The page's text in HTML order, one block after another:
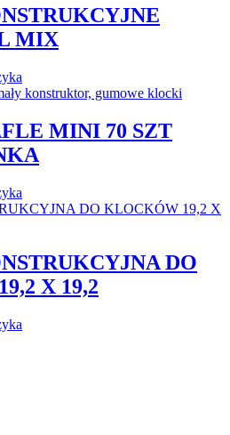
MIX
MINI 70 SZT
DO
X 19,2